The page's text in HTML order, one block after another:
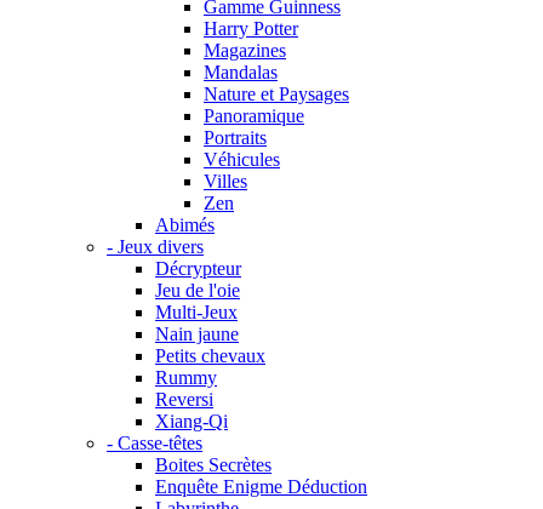
Gamme Guinness
Harry Potter
Magazines
Mandalas
Nature et Paysages
Panoramique
Portraits
Véhicules
Villes
Zen
Abimés
- Jeux divers
Décrypteur
Jeu de l'oie
Multi-Jeux
Nain jaune
Petits chevaux
Rummy
Reversi
Xiang-Qi
- Casse-têtes
Boites Secrètes
Enquête Enigme Déduction